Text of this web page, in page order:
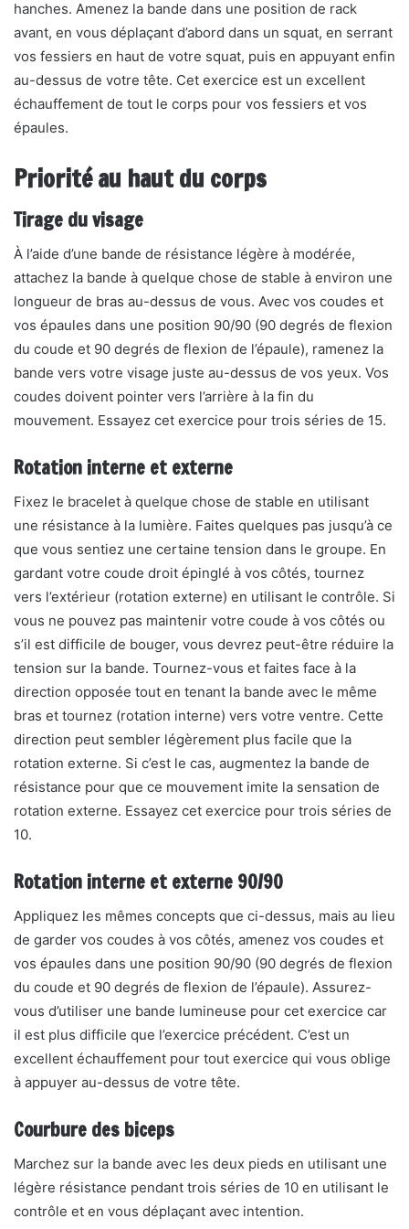
hanches. Amenez la bande dans une position de rack
avant, en vous déplaçant d’abord dans un squat, en serrant
vos fessiers en haut de votre squat, puis en appuyant enfin
au-dessus de votre tête. Cet exercice est un excellent
échauffement de tout le corps pour vos fessiers et vos
épaules.
Priorité au haut du corps
Tirage du visage
À l’aide d’une bande de résistance légère à modérée,
attachez la bande à quelque chose de stable à environ une
longueur de bras au-dessus de vous. Avec vos coudes et
vos épaules dans une position 90/90 (90 degrés de flexion
du coude et 90 degrés de flexion de l’épaule), ramenez la
bande vers votre visage juste au-dessus de vos yeux. Vos
coudes doivent pointer vers l’arrière à la fin du
mouvement. Essayez cet exercice pour trois séries de 15.
Rotation interne et externe
Fixez le bracelet à quelque chose de stable en utilisant
une résistance à la lumière. Faites quelques pas jusqu’à ce
que vous sentiez une certaine tension dans le groupe. En
gardant votre coude droit épinglé à vos côtés, tournez
vers l’extérieur (rotation externe) en utilisant le contrôle. Si
vous ne pouvez pas maintenir votre coude à vos côtés ou
s’il est difficile de bouger, vous devrez peut-être réduire la
tension sur la bande. Tournez-vous et faites face à la
direction opposée tout en tenant la bande avec le même
bras et tournez (rotation interne) vers votre ventre. Cette
direction peut sembler légèrement plus facile que la
rotation externe. Si c’est le cas, augmentez la bande de
résistance pour que ce mouvement imite la sensation de
rotation externe. Essayez cet exercice pour trois séries de
10.
Rotation interne et externe 90/90
Appliquez les mêmes concepts que ci-dessus, mais au lieu
de garder vos coudes à vos côtés, amenez vos coudes et
vos épaules dans une position 90/90 (90 degrés de flexion
du coude et 90 degrés de flexion de l’épaule). Assurez-
vous d’utiliser une bande lumineuse pour cet exercice car
il est plus difficile que l’exercice précédent. C’est un
excellent échauffement pour tout exercice qui vous oblige
à appuyer au-dessus de votre tête.
Courbure des biceps
Marchez sur la bande avec les deux pieds en utilisant une
légère résistance pendant trois séries de 10 en utilisant le
contrôle et en vous déplaçant avec intention.